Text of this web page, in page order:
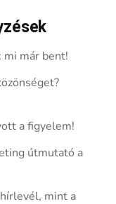
mi már bent!
a figyelem!
útmutató a
mint a